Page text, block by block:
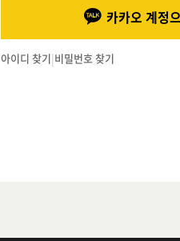
카카오 계정
아이디 찾기|비밀번호 찾기